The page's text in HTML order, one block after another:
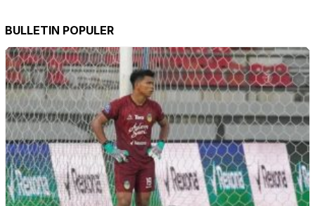
BULLETIN POPULER